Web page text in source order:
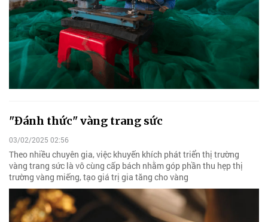
"Đánh thức" vàng trang sức
03/02/2025 02:56
Theo nhiều chuyên gia, việc khuyến khích phát triển thị trường
vàng trang sức là vô cùng cấp bách nhằm góp phần thu hẹp thị
trường vàng miếng, tạo giá trị gia tăng cho vàng